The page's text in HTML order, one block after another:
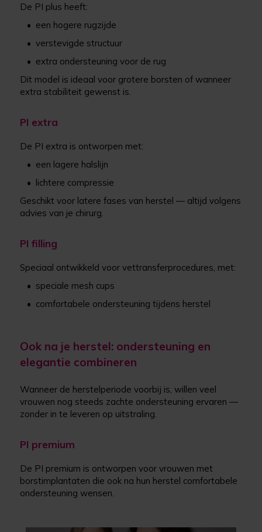
De PI plus heeft:
• een hogere rugzijde
•verstevigde structuur
• extra ondersteuning voor de rug
Dit model is ideaal voor grotere borsten of wanneer
extra stabiliteit gewenst is.
PI extra
De PI extra is ontworpen met:
• een lagere halslijn
• lichtere compressie
Geschikt voor latere fases van herstel — altijd volgens
advies van je chirurg.
PI filling
Speciaal ontwikkeld voor vettransferprocedures, met:
• speciale mesh cups
• comfortabele ondersteuning tijdens herstel
Ook na je herstel: ondersteuning en
elegantie combineren
Wanneer de herstelperiode voorbij is, willen veel
vrouwen nog steeds zachte ondersteuning ervaren —
zonder in te leveren op uitstraling.
PI premium
De PI premium is ontworpen voor vrouwen met
borstimplantaten die ook na hun herstel comfortabele
ondersteuning wensen.